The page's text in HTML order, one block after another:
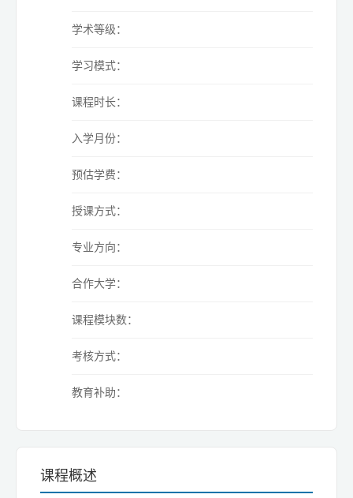
学术等级：
学习模式：
课程时长：
入学月份：
预估学费：
授课方式：
专业方向：
合作大学：
课程模块数：
考核方式：
教育补助：
课程概述